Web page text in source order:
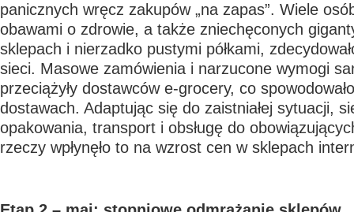
panicznych wręcz zakupów „na zapas”. Wiele
obawami o zdrowie, a także zniechęconych
sklepach i nierzadko pustymi półkami,
sieci. Masowe zamówienia i narzucone wymogi
przeciążyły dostawców e-grocery, co
dostawach. Adaptując się do zaistniałej sytuacji,
opakowania, transport i obsługę do
rzeczy wpłynęło to na wzrost cen w sklepach